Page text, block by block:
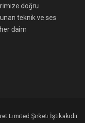
doğru
teknik ve ses
daim
Limited Şirketi İştikakıdır